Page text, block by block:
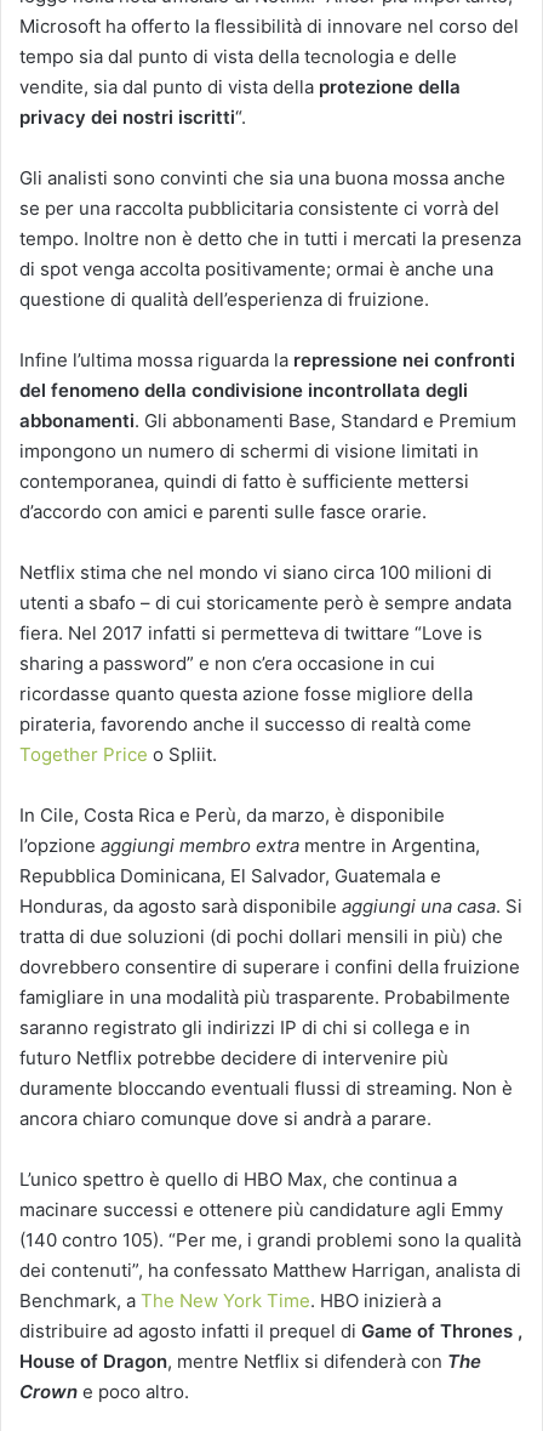
Microsoft ha offerto la flessibilità di innovare nel corso del
tempo sia dal punto di vista della tecnologia e delle
vendite, sia dal punto di vista della protezione della
privacy dei nostri iscritti“.
Gli analisti sono convinti che sia una buona mossa anche
se per una raccolta pubblicitaria consistente ci vorrà del
tempo. Inoltre non è detto che in tutti i mercati la presenza
di spot venga accolta positivamente; ormai è anche una
questione di qualità dell’esperienza di fruizione.
Infine l’ultima mossa riguarda la repressione nei confronti
del fenomeno della condivisione incontrollata degli
abbonamenti. Gli abbonamenti Base, Standard e Premium
impongono un numero di schermi di visione limitati in
contemporanea, quindi di fatto è sufficiente mettersi
d’accordo con amici e parenti sulle fasce orarie.
Netflix stima che nel mondo vi siano circa 100 milioni di
utenti a sbafo – di cui storicamente però è sempre andata
fiera. Nel 2017 infatti si permetteva di twittare “Love is
sharing a password” e non c’era occasione in cui
ricordasse quanto questa azione fosse migliore della
pirateria, favorendo anche il successo di realtà come
Together Price o Spliit.
In Cile, Costa Rica e Perù, da marzo, è disponibile
l’opzione aggiungi membro extra mentre in Argentina,
Repubblica Dominicana, El Salvador, Guatemala e
Honduras, da agosto sarà disponibile aggiungi una casa. Si
tratta di due soluzioni (di pochi dollari mensili in più) che
dovrebbero consentire di superare i confini della fruizione
famigliare in una modalità più trasparente. Probabilmente
saranno registrato gli indirizzi IP di chi si collega e in
futuro Netflix potrebbe decidere di intervenire più
duramente bloccando eventuali flussi di streaming. Non è
ancora chiaro comunque dove si andrà a parare.
L’unico spettro è quello di HBO Max, che continua a
macinare successi e ottenere più candidature agli Emmy
(140 contro 105). “Per me, i grandi problemi sono la qualità
dei contenuti”, ha confessato Matthew Harrigan, analista di
Benchmark, a The New York Time. HBO inizierà a
distribuire ad agosto infatti il prequel di Game of Thrones ,
House of Dragon, mentre Netflix si difenderà con The
Crown e poco altro.